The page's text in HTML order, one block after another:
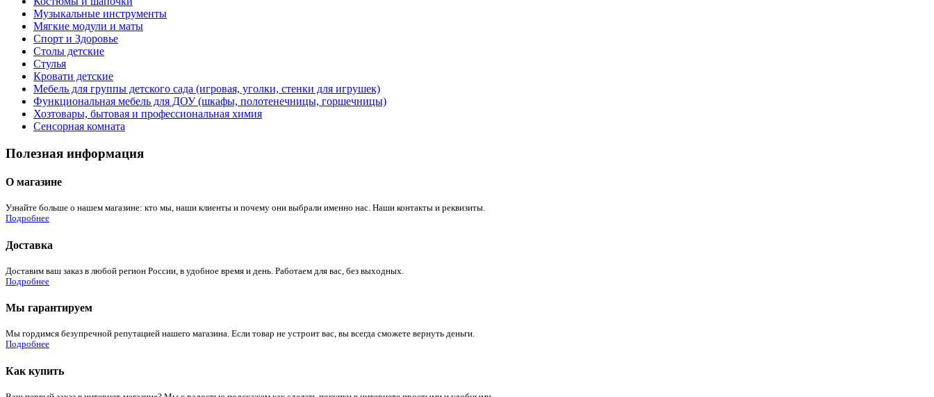
Музыкальные инструменты
Мягкие модули и маты
Спорт и Здоровье
Столы детские
Стулья
Кровати детские
Мебель для группы детского сада (игровая, уголки, стенки для игрушек)
Функциональная мебель для ДОУ (шкафы, полотенечницы, горшечницы)
Хозтовары, бытовая и профессиональная химия
Сенсорная комната
Полезная информация
О магазине
Узнайте больше о нашем магазине: кто мы, наши клиенты и почему они выбрали именно нас. Наши контакты и реквизиты.
Подробнее
Доставка
Доставим ваш заказ в любой регион России, в удобное время и день. Работаем для вас, без выходных.
Подробнее
Мы гарантируем
Мы гордимся безупречной репутацией нашего магазина. Если товар не устроит вас, вы всегда сможете вернуть деньги.
Подробнее
Как купить